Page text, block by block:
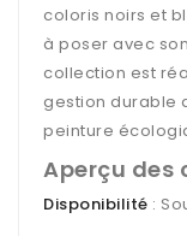
coloris noirs et
à poser avec
collection est
gestion durable
peinture
Aperçu des
Disponibilité :